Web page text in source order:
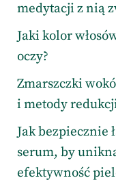
medytacji z nią
Jaki kolor
oczy?
Zmarszczki
i metody
Jak bezpiecznie
serum, by
efektywność